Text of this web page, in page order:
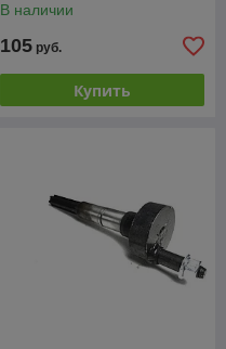
В наличии
105 руб.
Купить